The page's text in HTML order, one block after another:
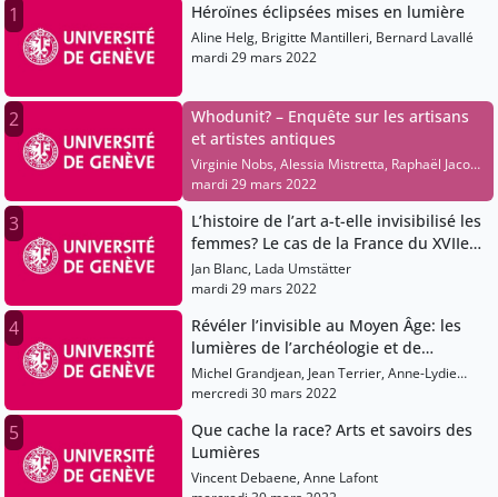
1 Héroïnes éclipsées mises en lumière
Aline Helg, Brigitte Mantilleri, Bernard Lavallé
mardi 29 mars 2022
2
Whodunit? – Enquête sur les artisans
et artistes antiques
Virginie Nobs, Alessia Mistretta, Raphaël Jacob,
Arianna Esposito
mardi 29 mars 2022
3
L’histoire de l’art a-t-elle invisibilisé les
femmes? Le cas de la France du XVIIe
siècle
Jan Blanc, Lada Umstätter
mardi 29 mars 2022
4
Révéler l’invisible au Moyen Âge: les
lumières de l’archéologie et de
l’histoire
Michel Grandjean, Jean Terrier, Anne-Lydie
Dubois, Martin Roch
mercredi 30 mars 2022
5
Que cache la race? Arts et savoirs des
Lumières
Vincent Debaene, Anne Lafont